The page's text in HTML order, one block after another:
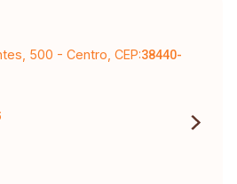
500 - Centro, CEP:38440-